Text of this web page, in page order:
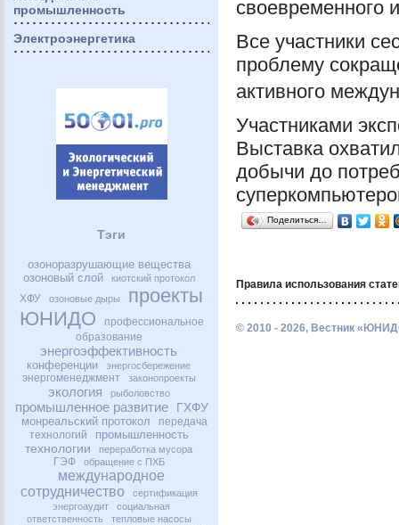
промышленность
Электроэнергетика
Тэги
озоноразрушающие вещества
озоновый слой
киотский протокол
ХФУ озоновые дыры
проекты
ЮНИДО
профессиональное
образование
энергоэффективность
конференции энергосбережение
энергоменеджмент законопроекты
экология рыболовство
промышленное развитие ГХФУ
монреальский протокол
передача
технологий
промышленность
технологии переработка мусора
ГЭФ обращение с ПХБ
международное
сотрудничество
сертификация
энергоаудит
социальная
ответственность
тепловые насосы
своевременного
Все участники
проблему
активного
Участниками
Выставка
добычи до
Поделиться…
Правила использования
© 2010 - 2026, Вестник